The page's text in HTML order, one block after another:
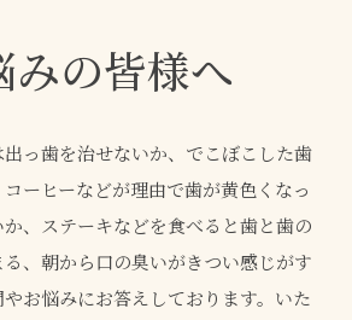
みの皆様へ
っ歯を治せないか、でこぼこした歯
ーヒーなどが理由で歯が黄色くなっ
、ステーキなどを食べると歯と歯の
、朝から口の臭いがきつい感じがす
お悩みにお答えしております。いた